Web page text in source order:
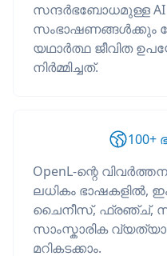
സന്ദർഭബോധമുള്ള
സംഭാഷണങ്ങൾക്കും
യഥാർത്ഥ ജീവിത
നിർമ്മിച്ചത്.
OpenL-ന്റെ
ലധികം ഭാഷകളിൽ,
ചൈനീസ്, ഫ്രഞ്ച്,
സാംസ്കാരിക
മറികടക്കാം.